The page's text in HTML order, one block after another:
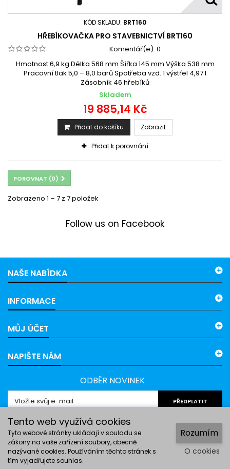
KÓD SKLADU: BRT160
HŘEBÍKOVAČKA PRO STAVEBNICTVÍ BRT160
Komentář(e): 0
Hmotnost 6,9 kg Délka 568 mm Šířka 145 mm Výška 538 mm
Pracovní tlak 5,0 – 8,0 barů Spotřeba vzd. 1 výstřel 4,97 l
Zásobník 46 hřebíků
Skladem
19 885,14 Kč
Přidat do košíku Zobrazit
Přidat k porovnání
POROVNAT (0)
Zobrazeno 1 – 7 z 7 položek
Follow us on Facebook
NAŠE NABÍDKA
INFORMACE
© Copyright 2026 OKspoj. All Rights Reserved.
MŮJ ÚČET
NAPIŠTE NÁM
ODBĚR NOVINEK
PŘEDPLATIT
Tento web využívá cookies
Tyto webové stránky ukládají v souladu se
zákony na vaše zařízení soubory, obecně
nazývané cookies. Používáním těchto stránek s
tím vyjadřujete souhlas.
Rozumím
O cookies